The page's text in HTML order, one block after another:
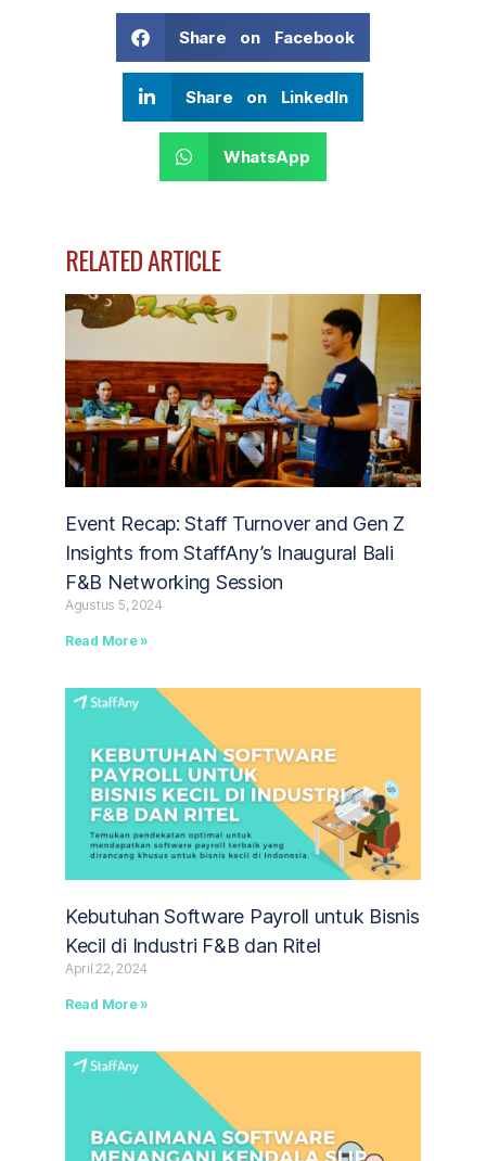
Share on Facebook
Share on LinkedIn
WhatsApp
RELATED ARTICLE
Event Recap: Staff Turnover and Gen Z
Insights from StaffAny’s Inaugural Bali
F&B Networking Session
Agustus 5, 2024
Read More »
Kebutuhan Software Payroll untuk Bisnis
Kecil di Industri F&B dan Ritel
April 22, 2024
Read More »